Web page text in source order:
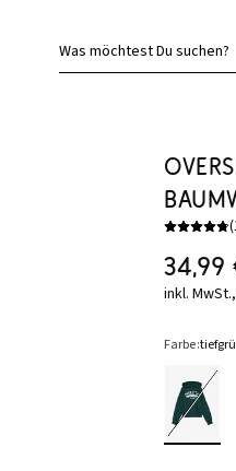
Was möchtest Du suchen?
(
34,99
inkl.
Farbe: